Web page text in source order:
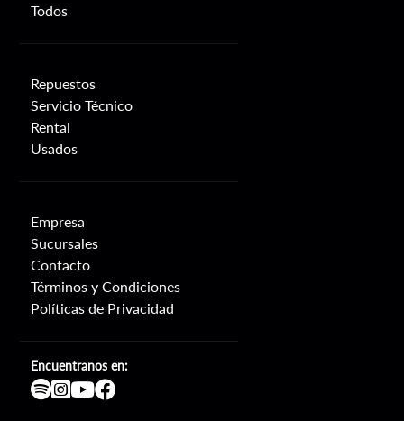
Todos
Repuestos
Servicio Técnico
Rental
Usados
Empresa
Sucursales
Contacto
Términos y Condiciones
Políticas de Privacidad
Encuentranos en: